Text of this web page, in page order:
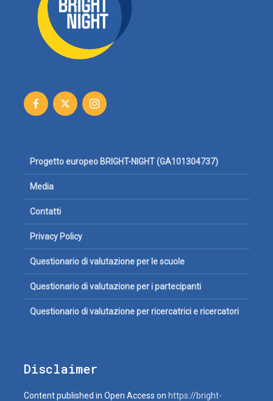
Progetto europeo BRIGHT-NIGHT (GA101304737)
Media
Contatti
Privacy Policy
Questionario di valutazione per le scuole
Questionario di valutazione per i partecipanti
Questionario di valutazione per ricercatrici e ricercatori
Disclaimer
Content published in Open Access on https://bright-